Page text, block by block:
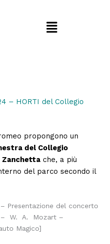
Menu
– HORTI del Collegio
propongono un
del Collegio
Zanchettache, a più
del parco secondo il
Presentazione del concerto
W. A. Mozart –
Magico]